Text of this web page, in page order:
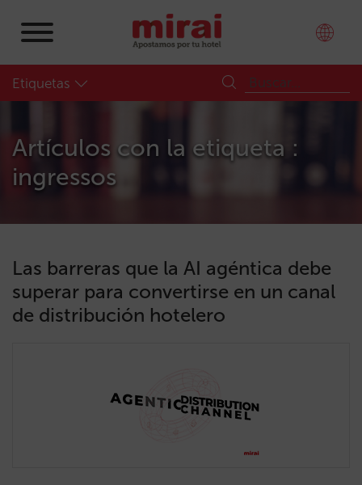
Etiquetas
Artículos con la etiqueta :
ingressos
Las barreras que la AI agéntica debe
superar para convertirse en un canal
de distribución hotelero